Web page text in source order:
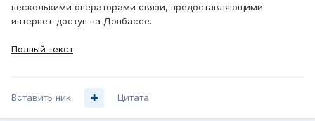
несколькими операторами связи, предоставляющими
интернет-доступ на Донбассе.
Полный текст
Вставить ник Цитата